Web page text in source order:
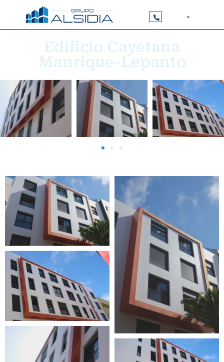
Edificio Cayetana
Manrique-Lepanto